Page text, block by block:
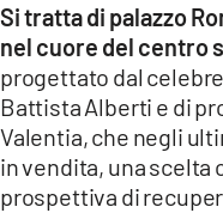
ILVIBONESE.IT
CATANZAROCHANNEL.IT
LACAPITALENEWS.IT
Si tratta di palazzo
nel cuore del centro
progettato dal
Battista Alberti e di
Valentia, che negli
in vendita, una scelta
prospettiva di